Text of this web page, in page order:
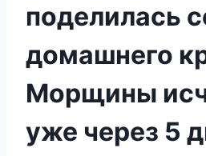
поделилась
домашнего
Морщины
уже через 5